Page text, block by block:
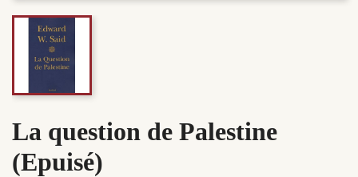
La question de Palestine
(Epuisé)